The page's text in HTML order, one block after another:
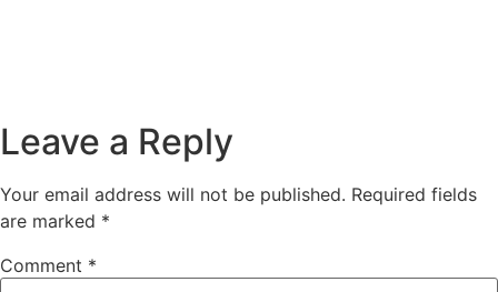
Leave a Reply
Your email address will not be published. Required fields
are marked *
Comment *